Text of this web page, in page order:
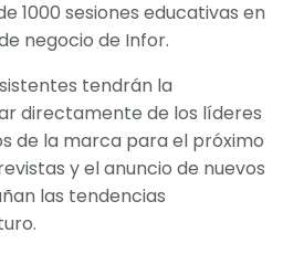
1000 sesiones educativas en
negocio de Infor.
tendrán la
directamente de los líderes
de la marca para el próximo
y el anuncio de nuevos
las tendencias